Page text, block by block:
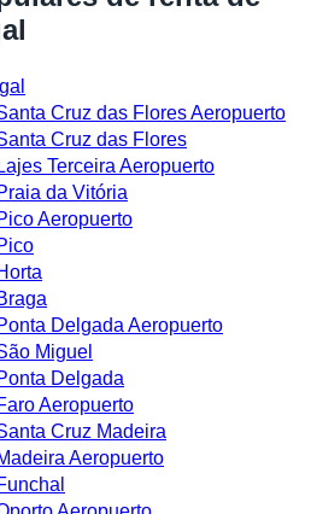
Cruz das Flores Aeropuerto
Cruz das Flores
Terceira Aeropuerto
da Vitória
Aeropuerto
Delgada Aeropuerto
Miguel
Delgada
Aeropuerto
Cruz Madeira
Aeropuerto